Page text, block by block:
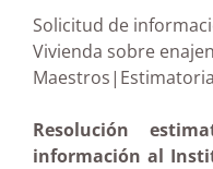
Solicitud de
Vivienda sobre
Resolución
información al